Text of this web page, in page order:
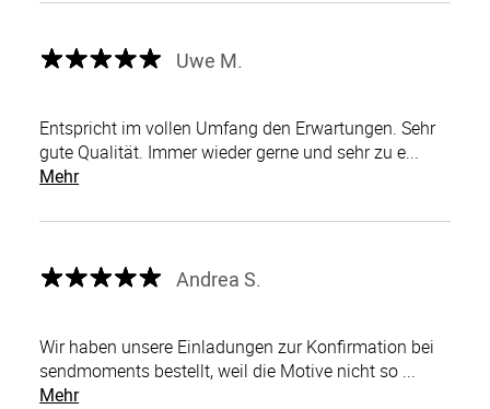
Uwe M.
Entspricht im vollen Umfang den Erwartungen. Sehr
gute Qualität. Immer wieder gerne und sehr zu e...
Mehr
Andrea S.
Wir haben unsere Einladungen zur Konfirmation bei
sendmoments bestellt, weil die Motive nicht so ...
Mehr